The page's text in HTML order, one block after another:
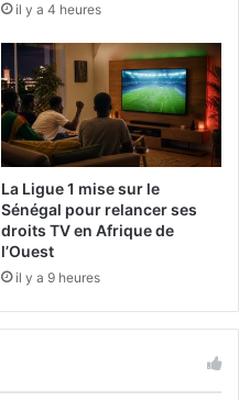
il y a 4 heures
La Ligue 1 mise sur le
Sénégal pour relancer ses
droits TV en Afrique de
l’Ouest
il y a 9 heures